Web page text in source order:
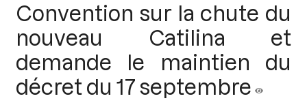
Convention sur la chute du
nouveau Catilina et
demande le maintien du
décret du 17 septembre